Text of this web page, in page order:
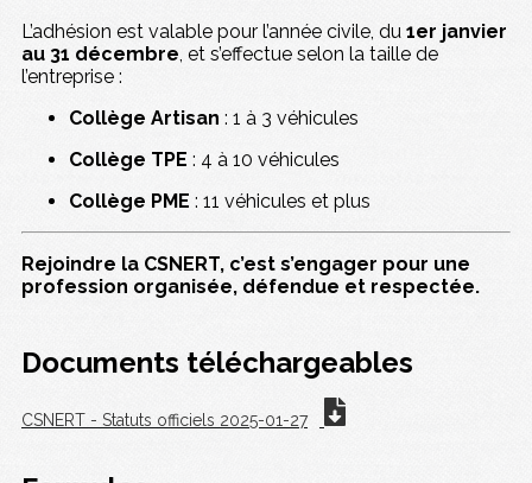
L’adhésion est valable pour l’année civile, du 1er janvier
au 31 décembre, et s’effectue selon la taille de
l’entreprise :
Collège Artisan : 1 à 3 véhicules
Collège TPE : 4 à 10 véhicules
Collège PME : 11 véhicules et plus
Rejoindre la CSNERT, c’est s’engager pour une
profession organisée, défendue et respectée.
Documents téléchargeables
CSNERT - Statuts officiels 2025-01-27